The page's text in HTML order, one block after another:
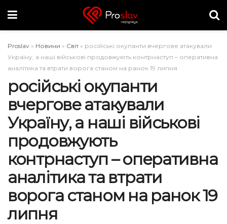
Proslav » Новини » Світ» російські окупанти вчергове атакували
Україну, а наші військові продовжують контрнаступ – оперативна
аналітика та втрати ворога станом на ранок 19 липня
російські окупанти
вчергове атакували
Україну, а наші військові
продовжують
контрнаступ – оперативна
аналітика та втрати
ворога станом на ранок 19
липня